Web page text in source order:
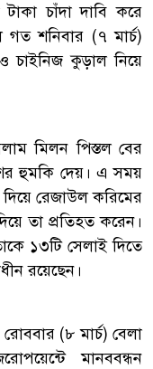
চাঁদা দাবি করে
গত শনিবার (৭ মার্চ)
চাইনিজ কুড়াল নিয়ে
মিলন পিস্তল বের
হুমকি দেয়। এ সময়
রেজাউল করিমের
তা প্রতিহত করেন।
১৩টি সেলাই দিতে
রয়েছেন।
(৮ মার্চ) বেলা
মানববন্ধন